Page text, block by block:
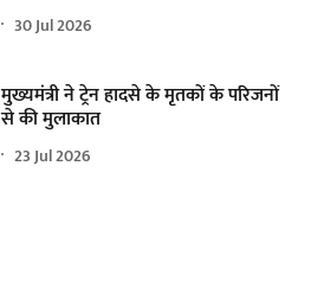
30 Jul 2026
मुख्यमंत्री ने ट्रेन हादसे के मृतकों के परिजनों
से की मुलाकात
23 Jul 2026